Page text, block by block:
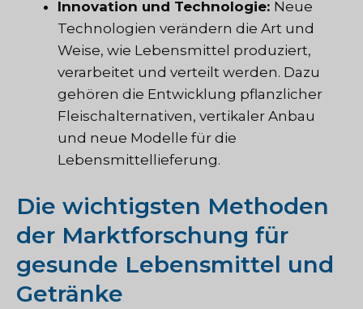
Innovation und Technologie: Neue
Technologien verändern die Art und
Weise, wie Lebensmittel produziert,
verarbeitet und verteilt werden. Dazu
gehören die Entwicklung pflanzlicher
Fleischalternativen, vertikaler Anbau
und neue Modelle für die
Lebensmittellieferung.
Die wichtigsten Methoden
der Marktforschung für
gesunde Lebensmittel und
Getränke